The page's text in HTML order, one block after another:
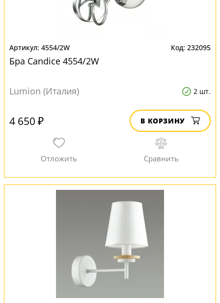
4554/2W 232095
Бра Candice 4554/2W
Lumion (Италия) 2 шт.
4 650 ₽ В КОРЗИНУ